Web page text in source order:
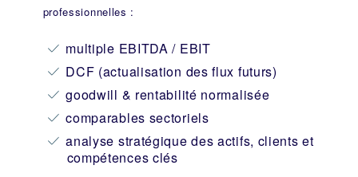
professionnelles :
multiple EBITDA / EBIT
DCF (actualisation des flux futurs)
goodwill & rentabilité normalisée
comparables sectoriels
analyse stratégique des actifs, clients et
compétences clés